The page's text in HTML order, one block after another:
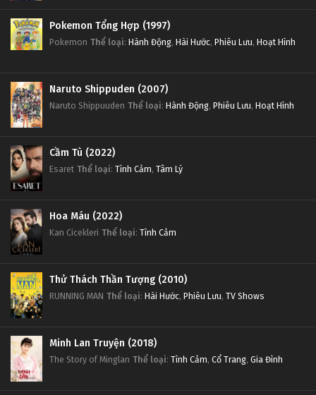
Pokemon Tổng Hợp (1997)
Pokemon Thể loại: Hành Động, Hài Hước, Phiêu Lưu, Hoạt Hình
Naruto Shippuden (2007)
Naruto Shippuuden Thể loại: Hành Động, Phiêu Lưu, Hoạt Hình
Cầm Tù (2022)
Esaret Thể loại: Tình Cảm, Tâm Lý
Hoa Máu (2022)
Kan Cicekleri Thể loại: Tình Cảm
Thử Thách Thần Tượng (2010)
RUNNING MAN Thể loại: Hài Hước, Phiêu Lưu, TV Shows
Minh Lan Truyện (2018)
The Story of Minglan Thể loại: Tình Cảm, Cổ Trang, Gia Đình